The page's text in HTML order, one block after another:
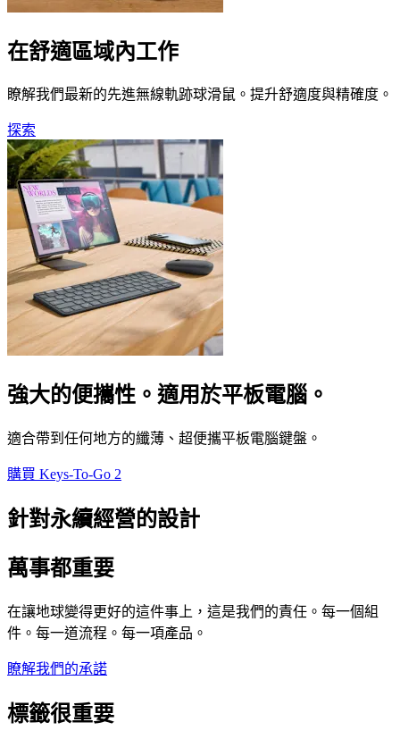
在舒適區域內工作
瞭解我們最新的先進無線軌跡球滑鼠。提升舒適度與精確度。
探索
強大的便攜性。適用於平板電腦。
適合帶到任何地方的纖薄、超便攜平板電腦鍵盤。
購買 Keys-To-Go 2
針對永續經營的設計
萬事都重要
在讓地球變得更好的這件事上，這是我們的責任。每一個組
件。每一道流程。每一項產品。
瞭解我們的承諾
標籤很重要